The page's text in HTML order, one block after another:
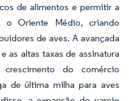
de alimentos e permitir a
o Oriente Médio, criando
de aves. A avançada
as altas taxas de assinatura
do comércio
de última milha para aves